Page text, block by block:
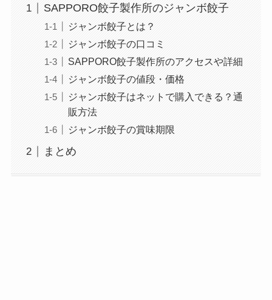
SAPPORO餃子製作所のジャンボ餃子
ジャンボ餃子とは？
ジャンボ餃子の口コミ
SAPPORO餃子製作所のアクセスや詳細
ジャンボ餃子の値段・価格
ジャンボ餃子はネットで購入できる？通
販方法
ジャンボ餃子の賞味期限
まとめ